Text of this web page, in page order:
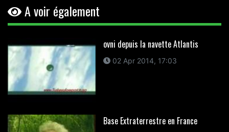
A voir également
ovni depuis la navette Atlantis
02 Apr 2014, 17:03
Base Extraterrestre en France